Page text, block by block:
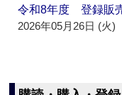
令和8年度 登録販
2026年05月26日 (火)